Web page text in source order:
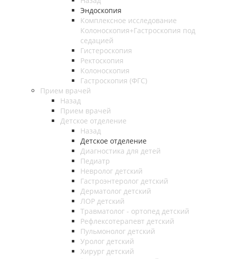
Эндоскопия
Комплексное исследование
Колоноскопия+Гастроскопия под
седацией
Гистероскопия
Ректоскопия
Колоноскопия
Гастроскопия (ФГС)
Прием врачей
Назад
Прием врачей
Детское отделение
Назад
Детское отделение
Диагностика для детей
Педиатр
Невролог детский
Гастроэнтеролог детский
Дерматолог детский
ЛОР детский
Травматолог - ортопед детский
Рефлексотерапевт детский
Пульмонолог детский
Уролог детский
Хирург детский